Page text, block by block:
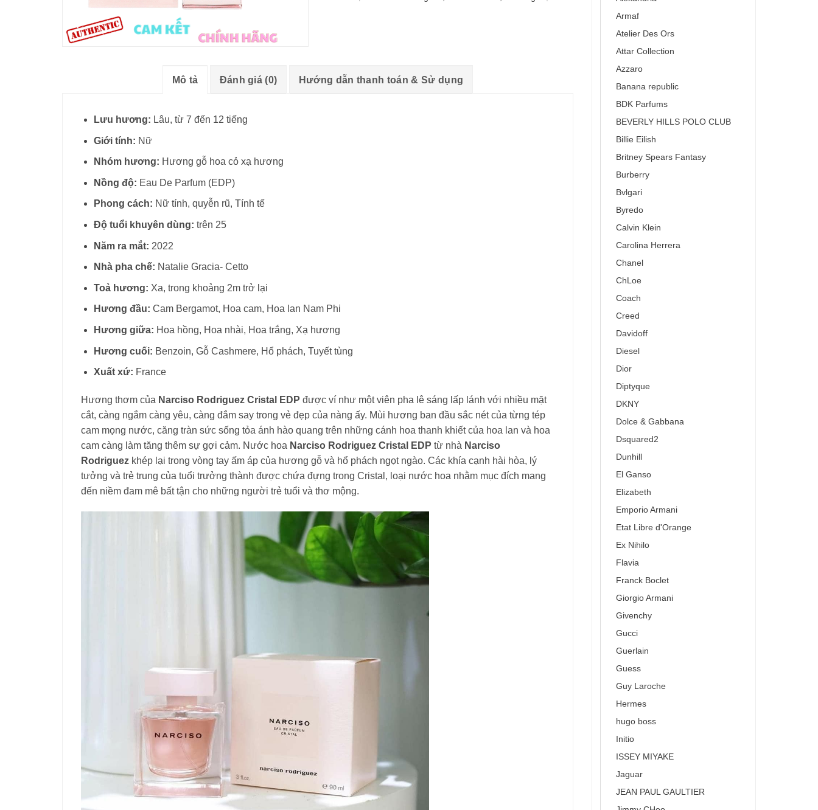
Armaf
Atelier Des Ors
Attar Collection
Azzaro
Banana republic
BDK Parfums
BEVERLY HILLS POLO CLUB
Billie Eilish
Britney Spears Fantasy
Burberry
Bvlgari
Byredo
Calvin Klein
Carolina Herrera
Chanel
ChLoe
Coach
Creed
Davidoff
Diesel
Dior
Diptyque
DKNY
Dolce & Gabbana
Dsquared2
Dunhill
El Ganso
Elizabeth
Emporio Armani
Etat Libre d'Orange
Ex Nihilo
Flavia
Franck Boclet
Giorgio Armani
Givenchy
Gucci
Guerlain
Guess
Guy Laroche
Hermes
hugo boss
Initio
ISSEY MIYAKE
Jaguar
JEAN PAUL GAULTIER
Mô tả Đánh giá (0) Hướng dẫn thanh toán & Sử dụng
Lưu hương: Lâu, từ 7 đến 12 tiếng
Giới tính: Nữ
Nhóm hương: Hương gỗ hoa cỏ xạ hương
Nồng độ: Eau De Parfum (EDP)
Phong cách: Nữ tính, quyễn rũ, Tính tế
Độ tuổi khuyên dùng: trên 25
Năm ra mắt: 2022
Nhà pha chế: Natalie Gracia- Cetto
Toả hương: Xa, trong khoảng 2m trở lại
Hương đầu: Cam Bergamot, Hoa cam, Hoa lan Nam Phi
Hương giữa: Hoa hồng, Hoa nhài, Hoa trắng, Xạ hương
Hương cuối: Benzoin, Gỗ Cashmere, Hổ phách, Tuyết tùng
Xuất xứ: France
Hương thơm của Narciso Rodriguez Cristal EDP được ví như một viên pha lê sáng lấp lánh với nhiều mặt
cắt, càng ngắm càng yêu, càng đắm say trong vẻ đẹp của nàng ấy. Mùi hương ban đầu sắc nét của từng tép
cam mọng nước, căng tràn sức sống tỏa ánh hào quang trên những cánh hoa thanh khiết của hoa lan và hoa
cam càng làm tăng thêm sự gợi cảm. Nước hoa Narciso Rodriguez Cristal EDP từ nhà Narciso
Rodriguez khép lại trong vòng tay ấm áp của hương gỗ và hổ phách ngọt ngào. Các khía cạnh hài hòa, lý
tưởng và trẻ trung của tuổi trưởng thành được chứa đựng trong Cristal, loại nước hoa nhằm mục đích mang
đến niềm đam mê bất tận cho những người trẻ tuổi và thơ mộng.